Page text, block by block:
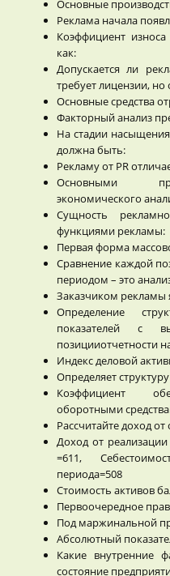
Основные
Реклама начала
Коэффициент износа
как:
Допускается ли
требует лицензии,
Основные средства
Факторный анализ
На стадии
должна быть:
Рекламу от PR
Основными
экономического
Сущность
функциями рекламы:
Первая форма
Сравнение каждой
периодом – это
Заказчиком рекламы
Определение
показателей с
позицииотчетности
Индекс деловой
Определяет
Коэффициент
оборотными
Рассчитайте доход
Доход от
=611,
периода=508
Стоимость активов
Первоочередное
Под маржинальной
Абсолютный
Какие внутренние
состояние